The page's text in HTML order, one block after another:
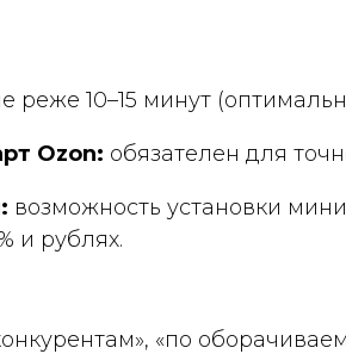
реже 10–15 минут
Ozon: обязателен для
возможность установки
и рублях.
«по